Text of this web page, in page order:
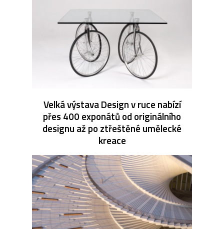
Velká výstava Design v ruce nabízí
přes 400 exponátů od originálního
designu až po ztřeštěné umělecké
kreace